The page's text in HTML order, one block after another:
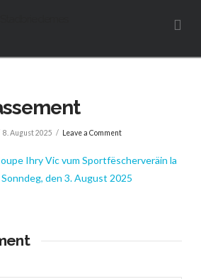
8. August 2025 Leave a Comment
Ihry Vic vum Sportfëscherveräin la
den 3. August 2025